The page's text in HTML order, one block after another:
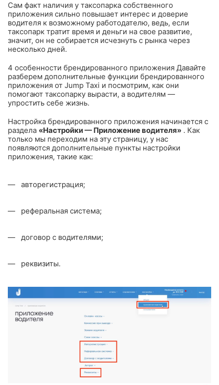
Сам факт наличия у таксопарка собственного
приложения сильно повышает интерес и доверие
водителя к возможному работодателю, ведь, если
таксопарк тратит время и деньги на свое развитие,
значит, он не собирается исчезнуть с рынка через
несколько дней.
4 особенности брендированного приложения Давайте
разберем дополнительные функции брендированного
приложения от Jump Taxi и посмотрим, как они
помогают таксопарку вырасти, а водителям —
упростить себе жизнь.
Настройка брендированного приложения начинается с
раздела «Настройки — Приложение водителя» . Как
только мы переходим на эту страницу, у нас
появляются дополнительные пункты настройки
приложения, такие как:
авторегистрация;
реферальная система;
договор с водителями;
реквизиты.